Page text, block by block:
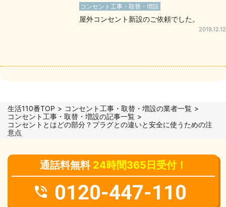
コンセント工事・取替・増設
屋外コンセント新設のご依頼でした。
2019.12.12
生活110番TOP
コンセント工事・取替・増設の業者一覧
コンセント工事・取替・増設の記事一覧
コンセントとはどの部分？プラグとの違いと安全に使うための注
意点
通話料無料 24時間365日受付！
0120-447-110